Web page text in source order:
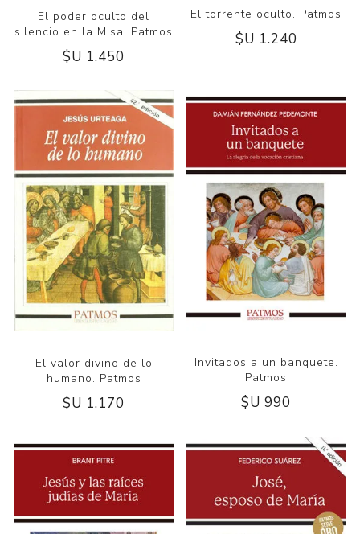
El poder oculto del
silencio en la Misa. Patmos
$U 1.450
El torrente oculto. Patmos
$U 1.240
El valor divino de lo
humano. Patmos
$U 1.170
Invitados a un banquete.
Patmos
$U 990